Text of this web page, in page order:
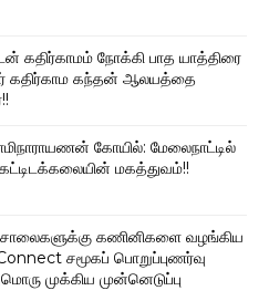
கதிர்காமம் நோக்கி பாத யாத்திரை
கதிர்காம கந்தன் ஆலயத்தை
கோயில்: மேலைநாட்டில்
மகத்துவம்!!
கணினிகளை வழங்கிய
சமூகப் பொறுப்புணர்வு
முக்கிய முன்னெடுப்பு